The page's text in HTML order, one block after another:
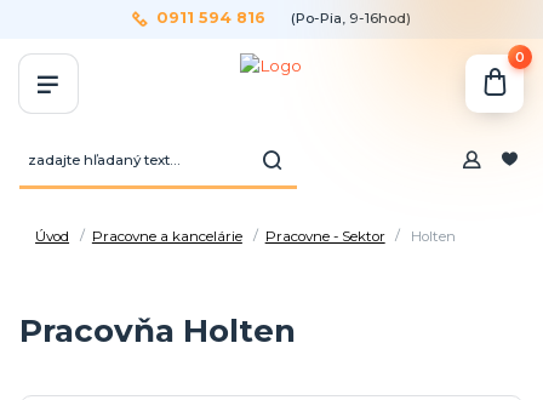
0911 594 816 (Po-Pia, 9-16hod)
0
Úvod Pracovne a kancelárie Pracovne - Sektor Holten
Pracovňa Holten